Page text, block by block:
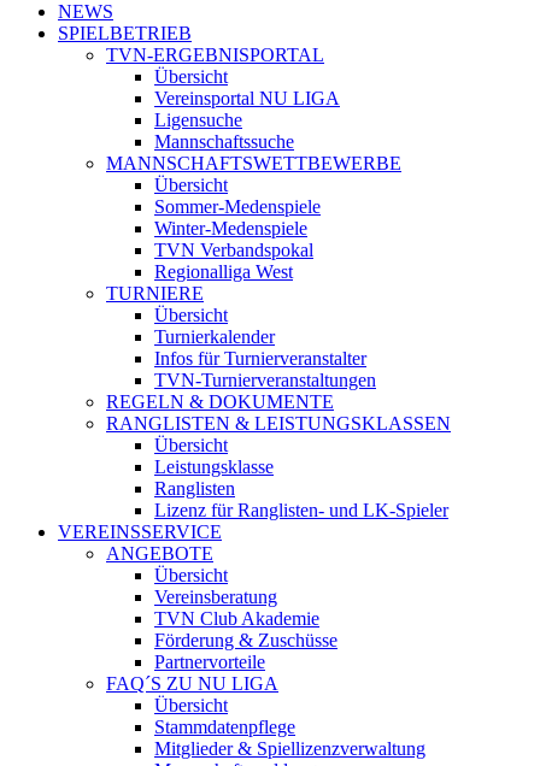
NEWS
SPIELBETRIEB
TVN-ERGEBNISPORTAL
Übersicht
Vereinsportal NU LIGA
Ligensuche
Mannschaftssuche
MANNSCHAFTSWETTBEWERBE
Übersicht
Sommer-Medenspiele
Winter-Medenspiele
TVN Verbandspokal
Regionalliga West
TURNIERE
Übersicht
Turnierkalender
Infos für Turnierveranstalter
TVN-Turnierveranstaltungen
REGELN & DOKUMENTE
RANGLISTEN & LEISTUNGSKLASSEN
Übersicht
Leistungsklasse
Ranglisten
Lizenz für Ranglisten- und LK-Spieler
VEREINSSERVICE
ANGEBOTE
Übersicht
Vereinsberatung
TVN Club Akademie
Förderung & Zuschüsse
Partnervorteile
FAQ´S ZU NU LIGA
Übersicht
Stammdatenpflege
Mitglieder & Spiellizenzverwaltung